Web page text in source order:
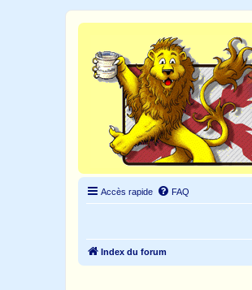
Accès rapide FAQ
Index du forum